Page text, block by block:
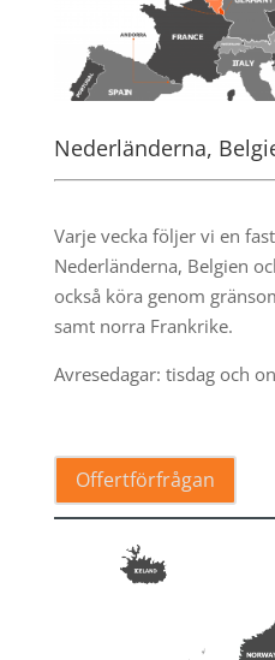
Nederländerna,
Varje vecka följer vi en
Nederländerna, Belgien
också köra genom
samt norra Frankrike.
Avresedagar: tisdag och
Offertförfrågan